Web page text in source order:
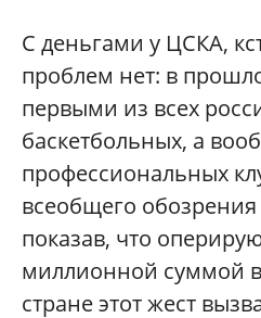
С деньгами у ЦСКА,
проблем нет: в
первыми из всех
баскетбольных, а
профессиональных
всеобщего
показав, что
миллионной суммой
стране этот жест